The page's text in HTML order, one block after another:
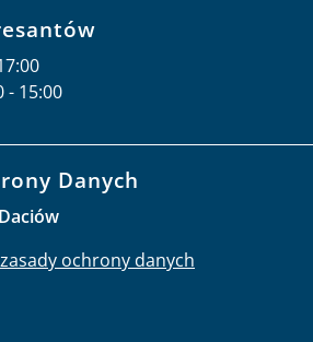
- 15:00
Danych
ochrony danych